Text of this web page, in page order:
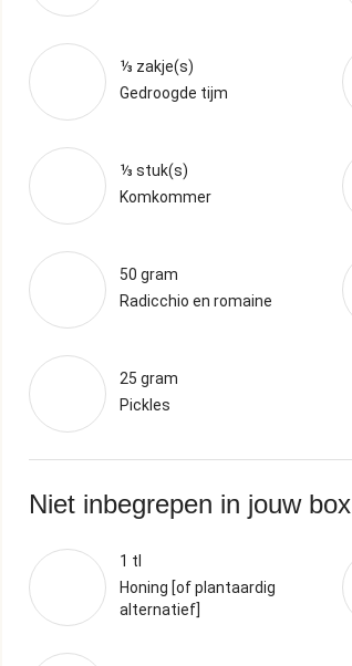
⅓ zakje(s)
Gedroogde tijm
⅓ stuk(s)
Komkommer
50 gram
Radicchio en romaine
25 gram
Pickles
Niet inbegrepen in jouw box
1 tl
Honing [of plantaardig
alternatief]